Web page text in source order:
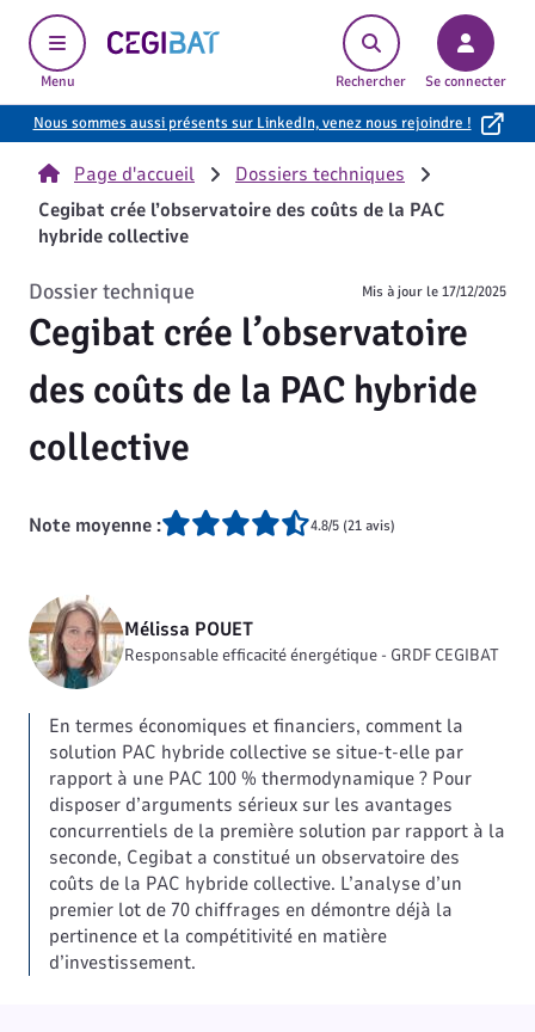
Menu
Cegibat, accueil
Rechercher Se connecter
Nous sommes aussi présents sur LinkedIn, venez nous rejoindre !
Page d'accueil
Dossiers techniques
Cegibat crée l’observatoire des coûts de la PAC
hybride collective
Cegibat crée l’observatoire
des coûts de la PAC hybride
collective
Dossier technique Mis à jour le17/12/2025
Note moyenne : 4.8/5 (21 avis)
Mélissa POUET
Responsable efficacité énergétique - GRDF CEGIBAT
En termes économiques et financiers, comment la
solution PAC hybride collective se situe-t-elle par
rapport à une PAC 100 % thermodynamique ? Pour
disposer d’arguments sérieux sur les avantages
concurrentiels de la première solution par rapport à la
seconde, Cegibat a constitué un observatoire des
coûts de la PAC hybride collective. L’analyse d’un
premier lot de 70 chiffrages en démontre déjà la
pertinence et la compétitivité en matière
d’investissement.